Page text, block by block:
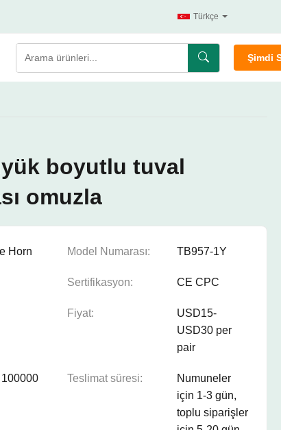
Türkçe
Şimdi
boyutlu tuval
omuzla
Horn Model Numarası: TB957-1Y
Sertifikasyon: CE CPC
Fiyat:
USD15-
USD30 per
pair
Teslimat süresi:
Numuneler
için 1-3 gün,
toplu siparişler